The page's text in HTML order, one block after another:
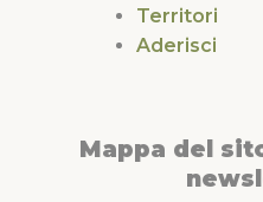
Territori
Aderisci
Mappa del